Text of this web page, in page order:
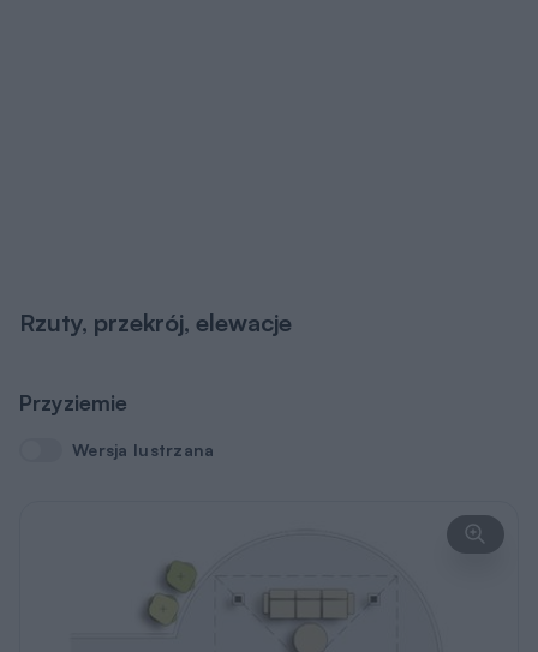
Rzuty, przekrój, elewacje
Przyziemie
Wersja lustrzana
Wersja lustrzana